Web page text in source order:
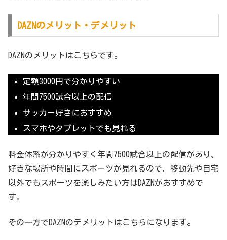
DAZNのメリット・デメリット
DAZNのメリットはこちらです。
定額3000円で分かりやすい
年間7500試合以上の配信
サッカー好きにおすすめ
スマホやタブレットでも見れる
料金体系が分かりやすく年間7500試合以上の配信があり、
好きな場所や時間にスポーツが見れるので、移動先や自宅
以外でもスポーツを楽しみたい方はDAZNがおすすめで
す。
その一方でDAZNのデメリットはこちらになります。